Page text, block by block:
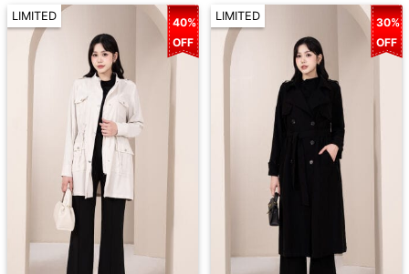
LIMITED
40%
OFF
LIMITED
30%
OFF